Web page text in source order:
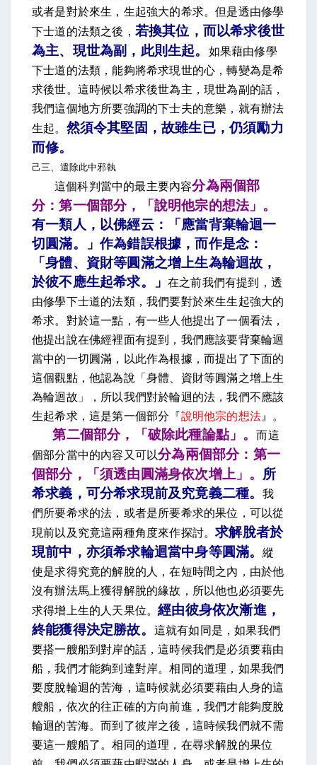
或者是對於來生，生起強大的希求。但是透由修學
下士道的法類之後， 若換其位，而以希求後世
為主、現世為副，此則生起。
如果藉由修學
下士道的法類，能夠將希求現世的心，轉變為是希
求後世。這時候以希求後世為主，現世為副的話，
我們這個地方所要強調的下士夫的意樂，就有辦法
生起。 然須令其堅固，故雖生已，仍須勵力
而修。
己三、遣除此中邪執
這個科判當中的最主要內容分為兩個部
分：第一個部分，「說明他宗的想法」。
有一類人，以佛經云：「應當背棄輪迴一
切圓滿。」作為錯誤根據，而作是念：
「身體、資財等圓滿之增上生為輪迴故，
於彼不應生起希求。
」在之前我們有提到，透
由修學下士道的法類，我們要對於來生生起強大的
希求。對於這一點，有一些人他提出了一個看法，
他提出說在佛經裡面有提到，我們應該要背棄輪迴
當中的一切圓滿，以此作為根據，而提出了下面的
這個觀點，他認為說「身體、資財等圓滿之增上生
為輪迴故」，所以我們對於輪迴的法，我們不應該
生起希求，這是第一個部分『說明他宗的想法 』。
第二個部分，「破除此種論點」。而這
個部分當中的內容又可以分為兩個部分：第一
個部分，「須透由圓滿身依次增上」。 所
希求義，可分希求現前及究竟義二種。我
們所要希求的法，或者是所要希求的果位，可以從
現前以及究竟這兩種角度來作探討。求解脫者於
現前中，亦須希求輪迴當中身等圓滿。縱
使是求得究竟的解脫的人，在短時間之內，由於他
沒有辦法馬上獲得解脫的緣故，所以他也必須要先
求得增上生的人天果位。經由彼身依次漸進，
終能獲得決定勝故。
這就有如同是，如果我們
要搭一艘船到對岸的話，這時候我們是必須要藉由
船，我們才能夠到達對岸。相同的道理，如果我們
要度脫輪迴的苦海，這時候就必須要藉由人身的這
艘船，依次的往正確的方向前進，我們才能夠度脫
輪迴的苦海。而到了彼岸之後，這時候我們就不需
要這一艘船了。相同的道理，在尋求解脫的果位